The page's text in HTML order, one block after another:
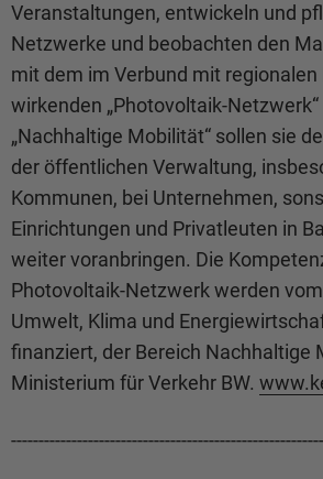
Veranstaltungen, entwickeln und
Netzwerke und beobachten den
mit dem im Verbund mit regionalen
wirkenden „Photovoltaik-
„Nachhaltige Mobilität“ sollen sie
der öffentlichen Verwaltung,
Kommunen, bei Unternehmen,
Einrichtungen und Privatleuten in
weiter voranbringen. Die
Photovoltaik-Netzwerk werden
Umwelt, Klima und
finanziert, der Bereich Nachhaltige
Ministerium für Verkehr BW.